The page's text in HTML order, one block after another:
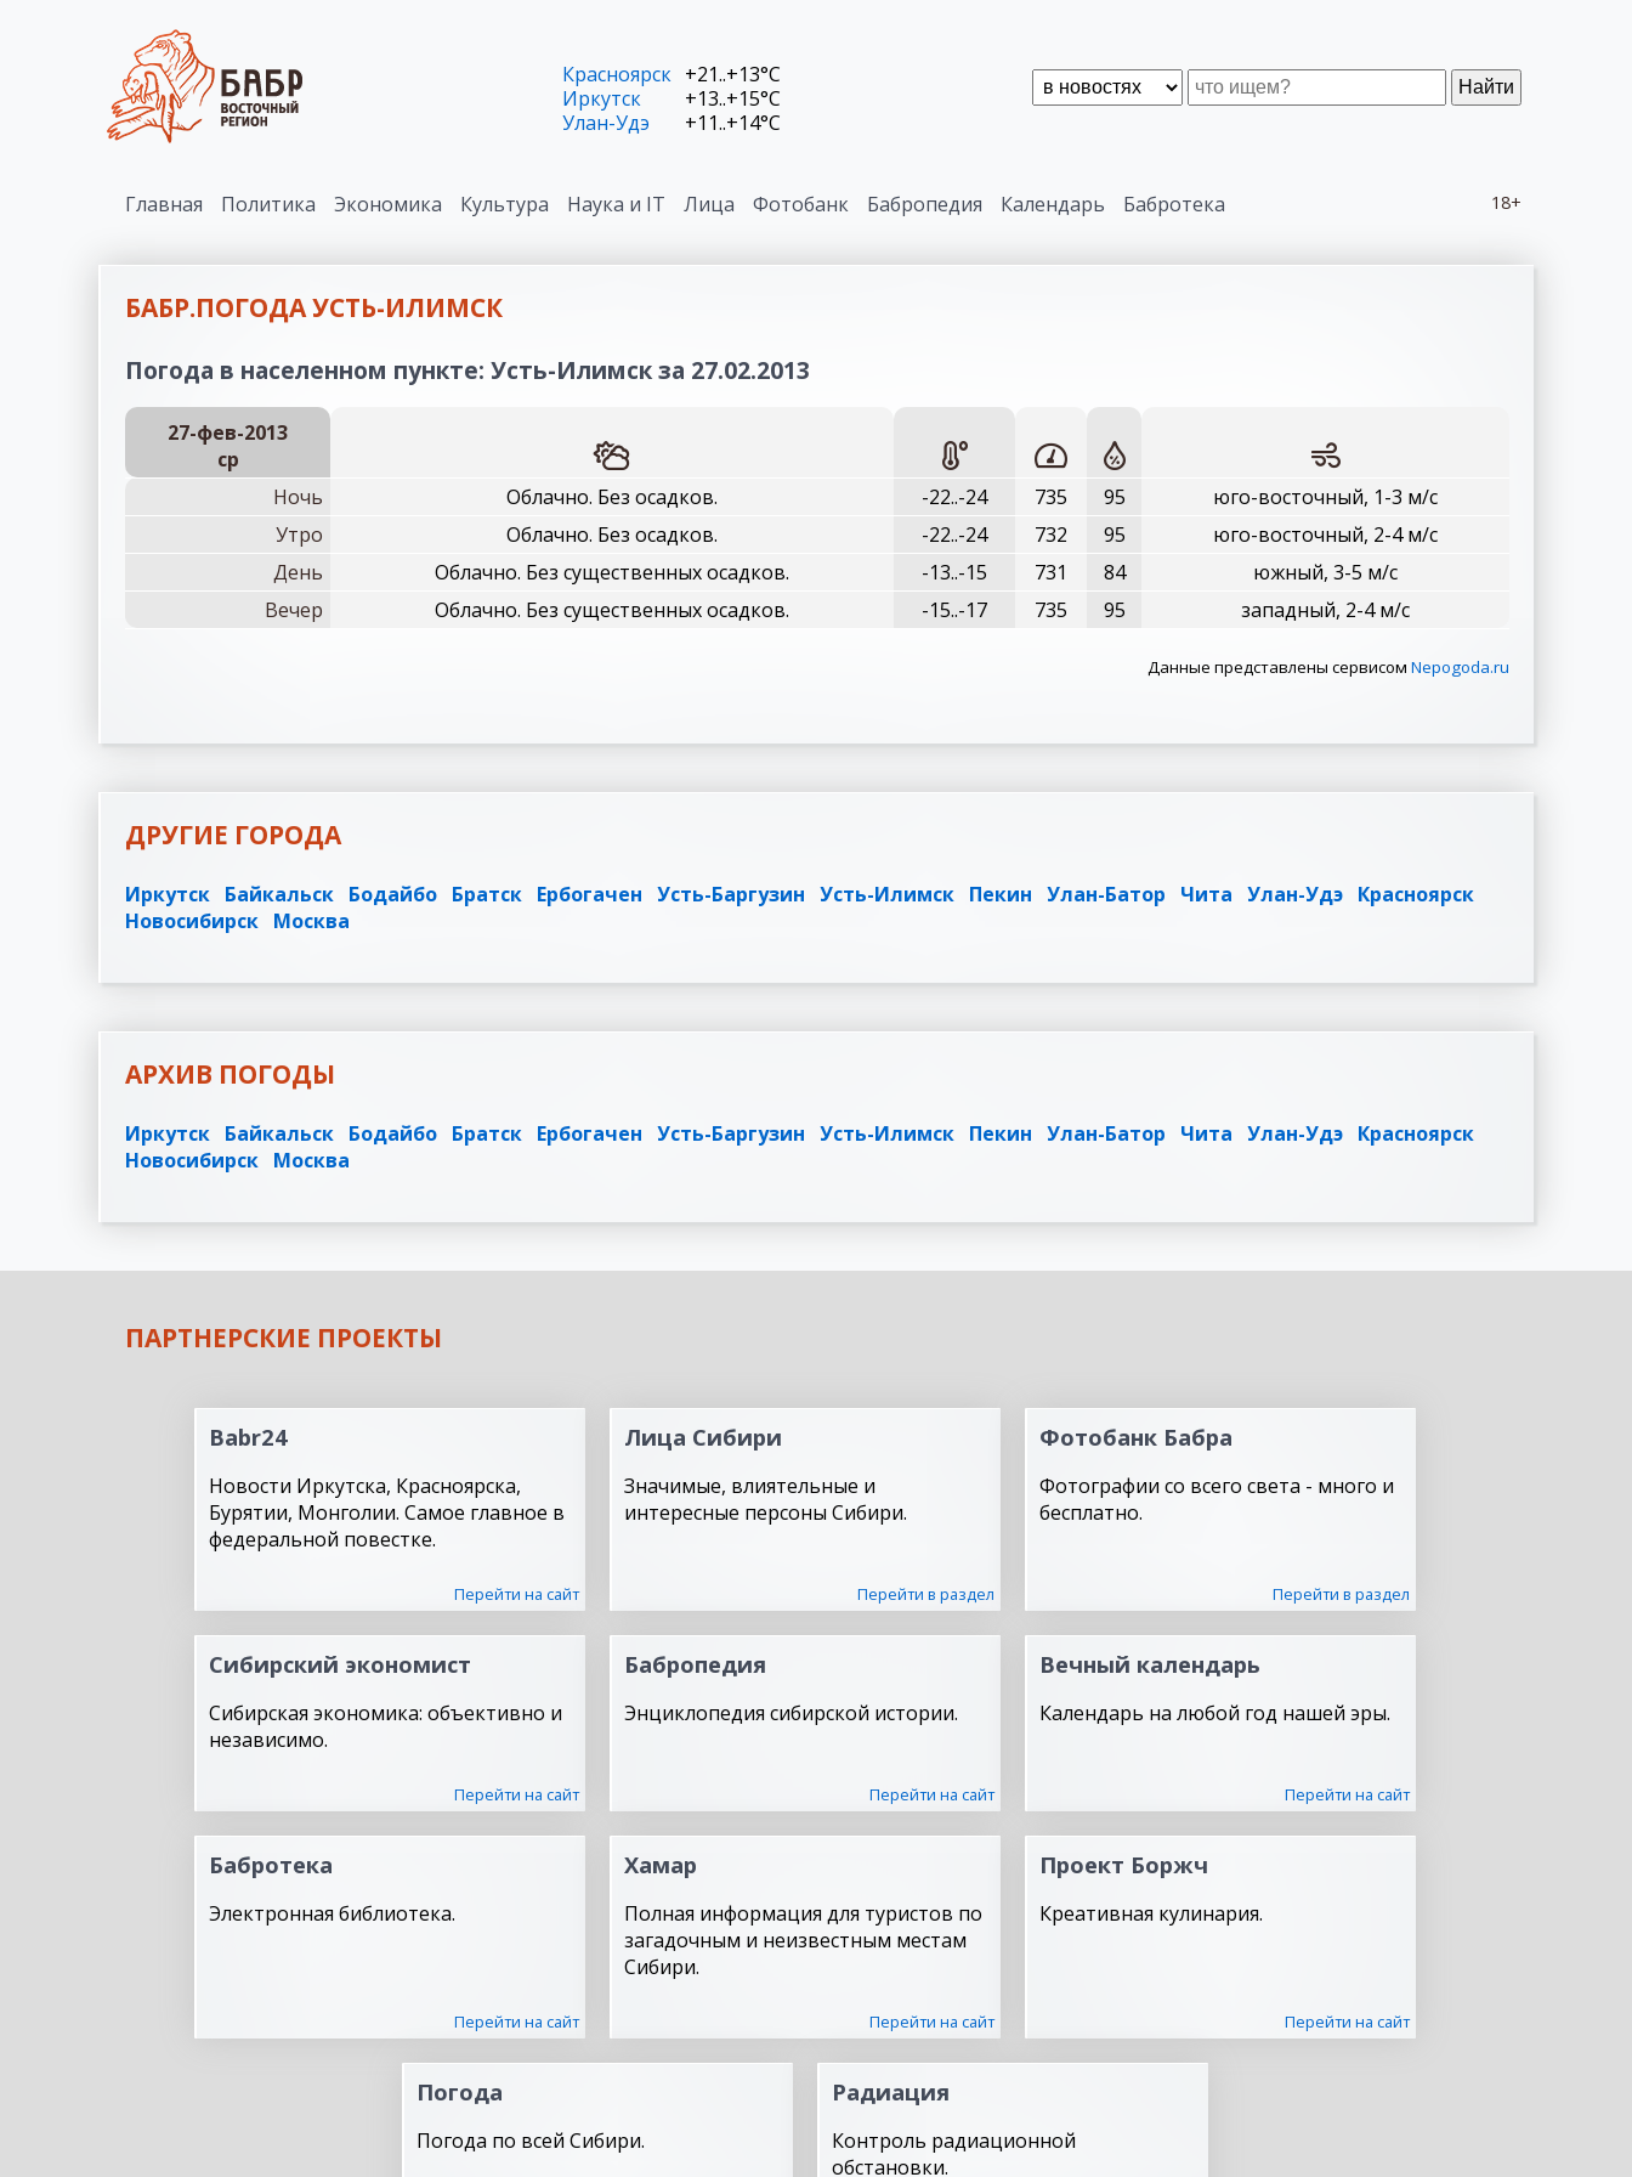
Найти
Красноярск +21..+13°C
Иркутск
+13..+15°C
Улан-Удэ
+11..+14°C
18+
Главная Политика Экономика Культура Наука и IT Лица Фотобанк Бабропедия Календарь Бабротека
БАБР.ПОГОДА УСТЬ-ИЛИМСК
Погода в населенном пункте: Усть-Илимск за 27.02.2013
27-фев-2013
ср
Ночь
Облачно. Без осадков. -22..-24 735 95
юго-восточный, 1-3 м/с
Утро
Облачно. Без осадков. -22..-24 732 95
юго-восточный, 2-4 м/с
День
Облачно. Без существенных осадков. -13..-15 731 84
южный, 3-5 м/с
Вечер
Облачно. Без существенных осадков. -15..-17 735 95 западный, 2-4 м/с
Данные представлены сервисом Nepogoda.ru
ДРУГИЕ ГОРОДА
Иркутск Байкальск Бодайбо Братск Ербогачен Усть-Баргузин Усть-Илимск Пекин Улан-Батор Чита Улан-Удэ Красноярск
Новосибирск Москва
АРХИВ ПОГОДЫ
Иркутск Байкальск Бодайбо Братск Ербогачен Усть-Баргузин Усть-Илимск Пекин Улан-Батор Чита Улан-Удэ Красноярск
Новосибирск Москва
ПАРТНЕРСКИЕ ПРОЕКТЫ
Babr24
Новости Иркутска, Красноярска,
Бурятии, Монголии. Самое главное в
федеральной повестке.
Перейти на сайт
Лица Сибири
Значимые, влиятельные и
интересные персоны Сибири.
Перейти в раздел
Фотобанк Бабра
Фотографии со всего света - много и
бесплатно.
Перейти в раздел
Сибирский экономист
Сибирская экономика: объективно и
независимо.
Перейти на сайт
Бабропедия
Энциклопедия сибирской истории.
Перейти на сайт
Вечный календарь
Календарь на любой год нашей эры.
Перейти на сайт
Бабротека
Электронная библиотека.
Перейти на сайт
Хамар
Полная информация для туристов по
загадочным и неизвестным местам
Сибири.
Перейти на сайт
Проект Боржч
Креативная кулинария.
Перейти на сайт
Погода
Погода по всей Сибири.
Радиация
Контроль радиационной
обстановки.